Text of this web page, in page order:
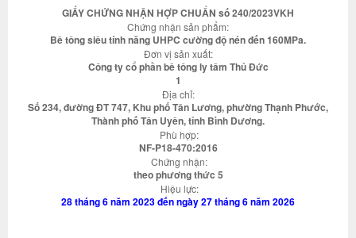
GIẤY CHỨNG NHẬN HỢP CHUẨN số 240/2023VKH
Chứng nhận sản phẩm:
Bê tông siêu tính năng UHPC cường độ nén đến 160MPa.
Đơn vị sản xuất:
Công ty cổ phần bê tông ly tâm Thủ Đức
1
Địa chỉ:
Số 234, đường ĐT 747, Khu phố Tân Lương, phường Thạnh Phước,
Thành phố Tân Uyên, tỉnh Bình Dương.
Phù hợp:
NF-P18-470:2016
Chứng nhận:
theo phương thức 5
Hiệu lực:
28 tháng 6 năm 2023 đến ngày 27 tháng 6 năm 2026